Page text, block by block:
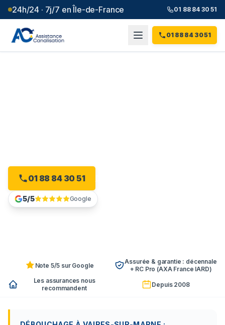
24h/24 · 7j/7 en Île-de-France 01 88 84 30 51
01 88 84 30 51
01 88 84 30 51
5/5 Google
Note 5/5 sur Google
Assurée & garantie : décennale
+ RC Pro (AXA France IARD)
Les assurances nous
recommandent
Depuis 2008